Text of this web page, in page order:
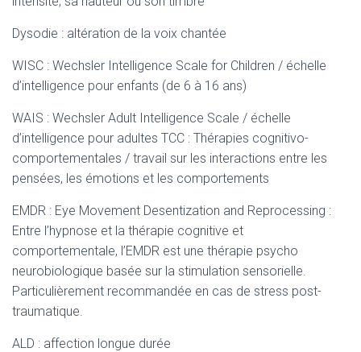
Dysodie : altération de la voix chantée
WISC : Wechsler Intelligence Scale for Children / échelle
d’intelligence pour enfants (de 6 à 16 ans)
WAIS : Wechsler Adult Intelligence Scale / échelle
d’intelligence pour adultes TCC : Thérapies cognitivo-
comportementales / travail sur les interactions entre les
pensées, les émotions et les comportements
EMDR : Eye Movement Desentization and Reprocessing :
Entre l’hypnose et la thérapie cognitive et
comportementale, l’EMDR est une thérapie psycho
neurobiologique basée sur la stimulation sensorielle.
Particulièrement recommandée en cas de stress post-
traumatique.
ALD : affection longue durée